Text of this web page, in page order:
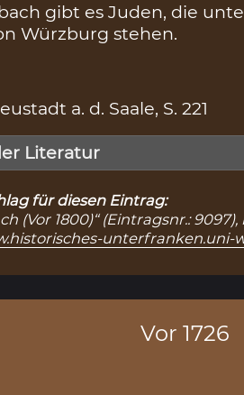
gibt es Juden, die
Würzburg stehen.
a. d. Saale, S. 221
Literatur
für diesen Eintrag:
(Vor 1800)“ (Eintragsnr.:
Vor 1726